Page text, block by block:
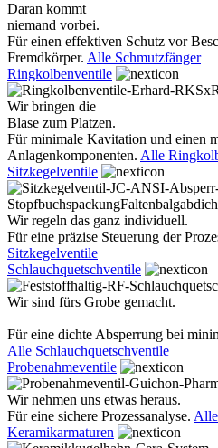
Daran kommt
niemand vorbei.
Für einen effektiven Schutz vor
Fremdkörper. Alle Schmutzfänger
Ringkolbenventile
Wir bringen die
Blase zum Platzen.
Für minimale Kavitation und einen
Anlagenkomponenten. Alle
Sitzkegelventile
Wir regeln das ganz individuell.
Für eine präzise Steuerung der
Sitzkegelventile
Schlauchquetschventile
Wir sind fürs Grobe gemacht.
Für eine dichte Absperrung bei
Alle Schlauchquetschventile
Probenahmeventile
Wir nehmen uns etwas heraus.
Für eine sichere Prozessanalyse.
Keramikarmaturen